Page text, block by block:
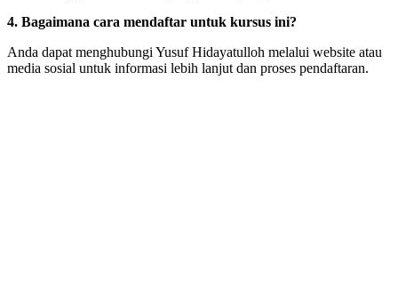
4. Bagaimana cara mendaftar untuk kursus ini?
Anda dapat menghubungi Yusuf Hidayatulloh melalui website atau
media sosial untuk informasi lebih lanjut dan proses pendaftaran.